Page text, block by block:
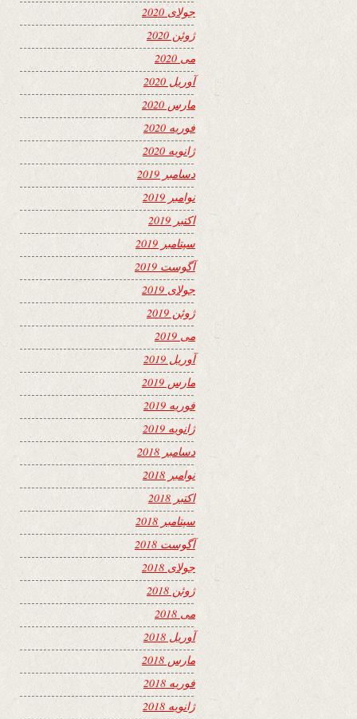
جولای 2020
ژوئن 2020
می 2020
آوریل 2020
مارس 2020
فوریه 2020
ژانویه 2020
دسامبر 2019
نوامبر 2019
اکتبر 2019
سپتامبر 2019
آگوست 2019
جولای 2019
ژوئن 2019
می 2019
آوریل 2019
مارس 2019
فوریه 2019
ژانویه 2019
دسامبر 2018
نوامبر 2018
اکتبر 2018
سپتامبر 2018
آگوست 2018
جولای 2018
ژوئن 2018
می 2018
آوریل 2018
مارس 2018
فوریه 2018
ژانویه 2018